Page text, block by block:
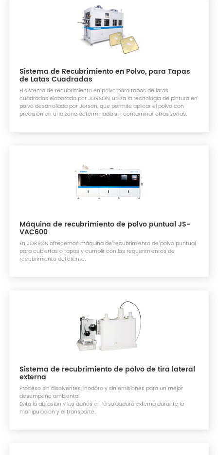
Sistema de Recubrimiento en Polvo, para Tapas
de Latas Cuadradas
El sistema de recubrimiento en polvo para tapas de latas
cuadradas elaborado por JORSON, utiliza la tecnología de pintura en
polvo desarrollada por Jorson, que permite aplicar el polvo con
precisión en una zona determinada sin contaminar otras zonas.
Máquina de recubrimiento de polvo puntual JS-
VAC600
En JORSON ofrecemos máquina de recubrimiento de polvo puntual
para cubiertas o tapas y cumplir con los requerimientos de
recubrimiento del cliente.
Sistema de recubrimiento de polvo de tira lateral
externa
Proceso sin disolventes, inodoro y sin emisiones para un mejor
desempeño ambiental.
Evita la abrasión y los daños en la soldadura externa durante la
manipulación y el transporte.